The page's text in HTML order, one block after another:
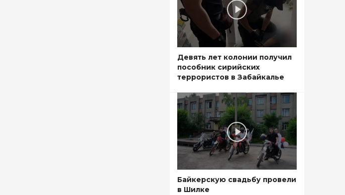
Девять лет колонии получил
пособник сирийских
террористов в Забайкалье
Байкерскую свадьбу провели
в Шилке